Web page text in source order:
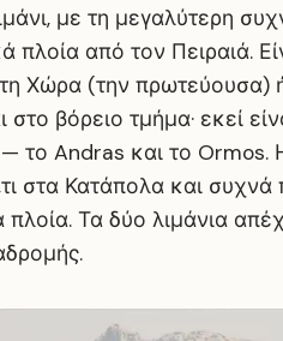
με τη μεγαλύτερη
πλοία από τον Πειραιά.
Χώρα (την πρωτεύουσα)
στο βόρειο τμήμα· εκεί
το Andras και το Ormos.
στα Κατάπολα και συχνά
πλοία. Τα δύο λιμάνια